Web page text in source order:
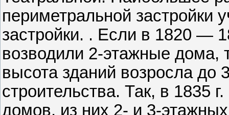
периметральной застройки
застройки. . Если в 1820 —
возводили 2-этажные дома,
высота зданий возросла
строительства. Так, в 1835
домов, из них 2- и 3-